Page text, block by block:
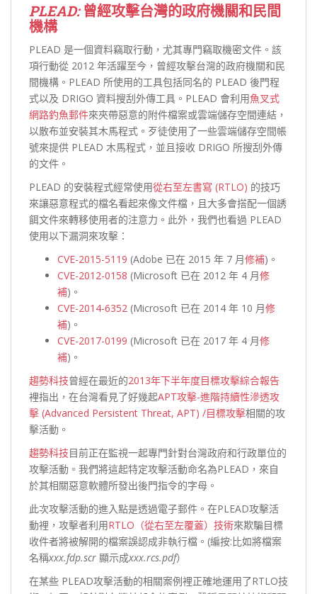
PLEAD:曾經攻擊台灣的政府機關和民間
機構
PLEAD 是一個資料竊取行動，尤其專門竊取機密文件。該
項行動從 2012 年活躍至今，曾經攻擊台灣的政府機關和民
間機構。PLEAD 所使用的工具包括同名的 PLEAD 後門程
式以及 DRIGO 資料搜刮外傳工具。PLEAD 會利用魚叉式
網路釣魚郵件來夾帶惡意的附件檔案或雲端儲存空間連結，
以散布並安裝其木馬程式。歹徒使用了一些雲端儲存空間帳
號來提供 PLEAD 木馬程式，並且接收 DRIGO 所搜刮外傳
的文件。
PLEAD 的安裝程式經常使用從右至左書寫 (RTLO) 的技巧
來讓惡意程式的檔名看起來像文件檔，且大多會搭配一個誘
餌文件來轉移使用者的注意力。此外，我們也看過 PLEAD
使用以下漏洞來攻擊：
CVE-2015-5119 (Adobe 已在 2015 年 7 月修補)。
CVE-2012-0158 (Microsoft 已在 2012 年 4 月修
補)。
CVE-2014-6352 (Microsoft 已在 2014 年 10 月修
補)。
CVE-2017-0199 (Microsoft 已在 2017 年 4 月修
補)。
趨勢科技曾經在最近的2013年下半年度目標攻擊綜合報告
裡指出，在台灣看見了好幾起APT攻擊-進階持續性滲透攻
擊 (Advanced Persistent Threat, APT) /目標攻擊相關的攻
擊活動。
趨勢科技目前正在監視一起專門針對台灣政府和行政單位的
攻擊活動。我們將這起特定攻擊活動命名為PLEAD，來自
於其相關惡意軟體所發出後門指令的字母。
此次攻擊活動的進入點是透過電子郵件。在PLEAD攻擊活
動裡，攻擊者利用RTLO（從右至左覆蓋）技術來欺騙目標
收件者將被解開的檔案誤認成非執行檔。(編按:比如將檔案
名稱xxx.fdp.scr 顯示成xxx.rcs.pdf）
在某些 PLEAD攻擊活動的相關案例裡正確地運用了RTLO技